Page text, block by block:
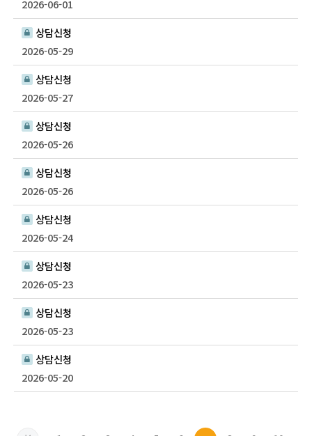
2026-06-01
상담신청
2026-05-29
상담신청
2026-05-27
상담신청
2026-05-26
상담신청
2026-05-26
상담신청
2026-05-24
상담신청
2026-05-23
상담신청
2026-05-23
상담신청
2026-05-20